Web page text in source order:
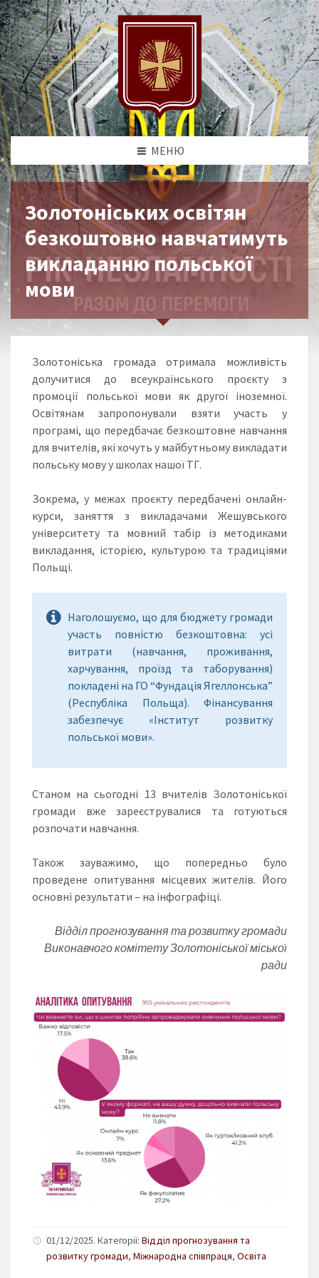
МЕНЮ
Золотоніських освітян
безкоштовно навчатимуть
викладанню польської
мови
Золотоніська громада отримала можливість
долучитися до всеукраїнського проєкту з
промоції польської мови як другої іноземної.
Освітянам запропонували взяти участь у
програмі, що передбачає безкоштовне навчання
для вчителів, які хочуть у майбутньому викладати
польську мову у школах нашої ТГ.
Зокрема, у межах проєкту передбачені онлайн-
курси, заняття з викладачами Жешувського
університету та мовний табір із методиками
викладання, історією, культурою та традиціями
Польщі.
Наголошуємо, що для бюджету громади
участь повністю безкоштовна: усі
витрати (навчання, проживання,
харчування, проїзд та таборування)
покладені на ГО “Фундація Ягеллонська”
(Республіка Польща). Фінансування
забезпечує «Інститут розвитку
польської мови».
Станом на сьогодні 13 вчителів Золотоніської
громади вже зареєструвалися та готуються
розпочати навчання.
Також зауважимо, що попередньо було
проведене опитування місцевих жителів. Його
основні результати – на інфографіці.
Відділ прогнозування та розвитку громади
Виконавчого комітету Золотоніської міської
ради
01/12/2025. Категорії: Відділ прогнозування та
розвитку громади, Міжнародна співпраця, Освіта